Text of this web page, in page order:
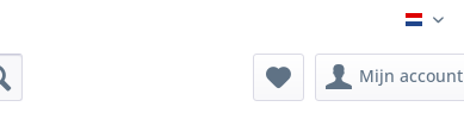
nl
Mijn account